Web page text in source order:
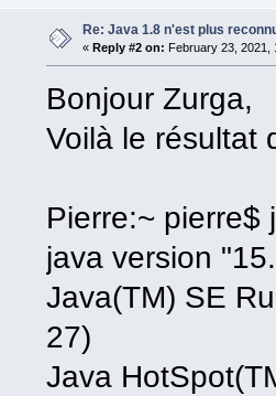
Re: Java 1.8 n'est plus
« Reply #2 on: February 23, 2021,
Bonjour Zurga,
Voilà le résultat
Pierre:~ pierre$
java version
Java(TM) SE
27)
Java